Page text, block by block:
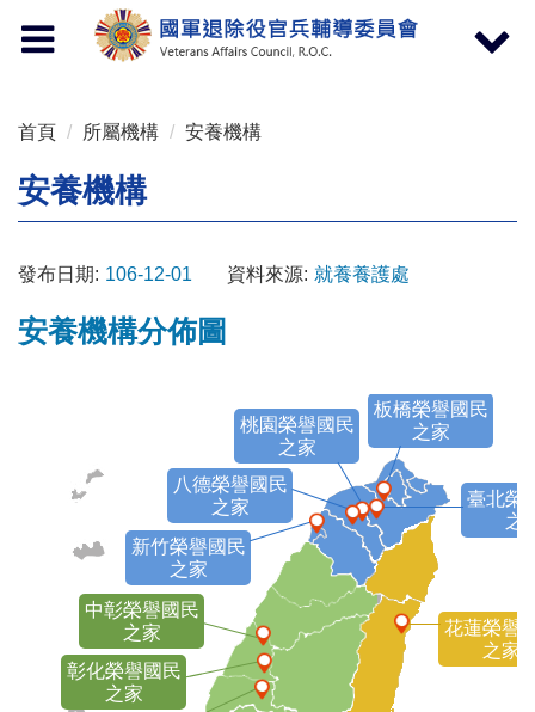
Toggle
navigation
Toggle
首頁 所屬機構 安養機構
安養機構
發布日期: 106-12-01 資料來源: 就養養護處
安養機構分佈圖
板橋榮譽國民
之家
桃園榮譽國民
之家
臺北榮
之
八德榮譽國民
之家
新竹榮譽國民
之家
中彰榮譽國民
之家
彰化榮譽國民
之家
花蓮榮譽
之家